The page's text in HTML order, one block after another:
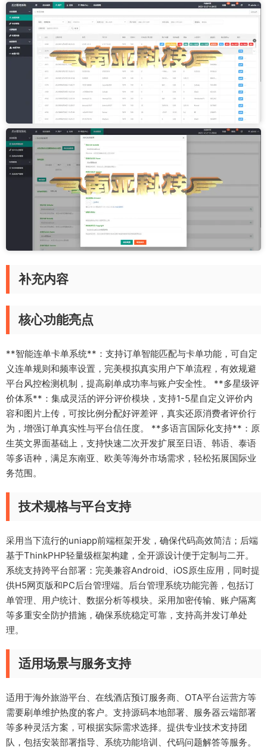
补充内容
核心功能亮点
**智能连单卡单系统**：支持订单智能匹配与卡单功能，可自定
义连单规则和频率设置，完美模拟真实用户下单流程，有效规避
平台风控检测机制，提高刷单成功率与账户安全性。 **多星级评
价体系**：集成灵活的评分评价模块，支持1-5星自定义评价内
容和图片上传，可按比例分配好评差评，真实还原消费者评价行
为，增强订单真实性与平台信任度。 **多语言国际化支持**：原
生英文界面基础上，支持快速二次开发扩展至日语、韩语、泰语
等多语种，满足东南亚、欧美等海外市场需求，轻松拓展国际业
务范围。
技术规格与平台支持
采用当下流行的uniapp前端框架开发，确保代码高效简洁；后端
基于ThinkPHP轻量级框架构建，全开源设计便于定制与二开。
系统支持跨平台部署：完美兼容Android、iOS原生应用，同时提
供H5网页版和PC后台管理端。后台管理系统功能完善，包括订
单管理、用户统计、数据分析等模块。采用加密传输、账户隔离
等多重安全防护措施，确保系统稳定可靠，支持高并发订单处
理。
适用场景与服务支持
适用于海外旅游平台、在线酒店预订服务商、OTA平台运营方等
需要刷单维护热度的客户。支持源码本地部署、服务器云端部署
等多种灵活方案，可根据实际需求选择。提供专业技术支持团
队，包括安装部署指导、系统功能培训、代码问题解答等服务。